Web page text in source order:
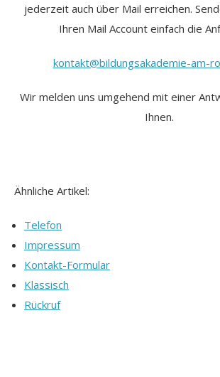
jederzeit auch über Mail erreichen.
Ihren Mail Account einfach die
kontakt@bildungsakademie-am-
Wir melden uns umgehend mit einer
Ihnen.
Ähnliche Artikel:
Telefon
Impressum
Kontakt-Formular
Klassisch
Rückruf